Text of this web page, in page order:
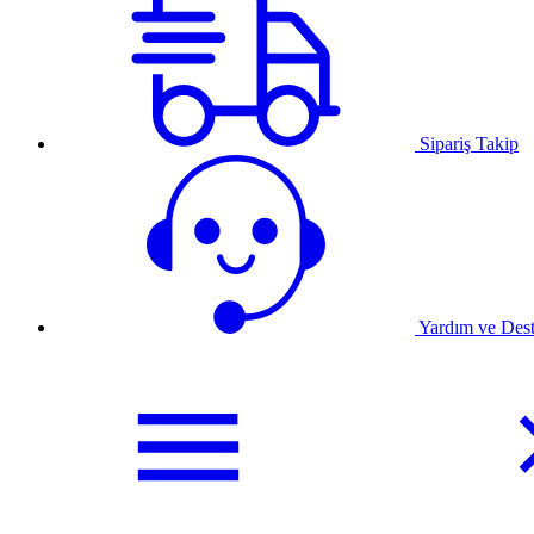
Sipariş Takip
Yardım ve